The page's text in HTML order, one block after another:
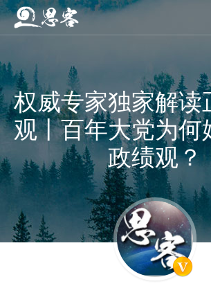
权威专家独家解读
观丨百年大党为何
政绩观？